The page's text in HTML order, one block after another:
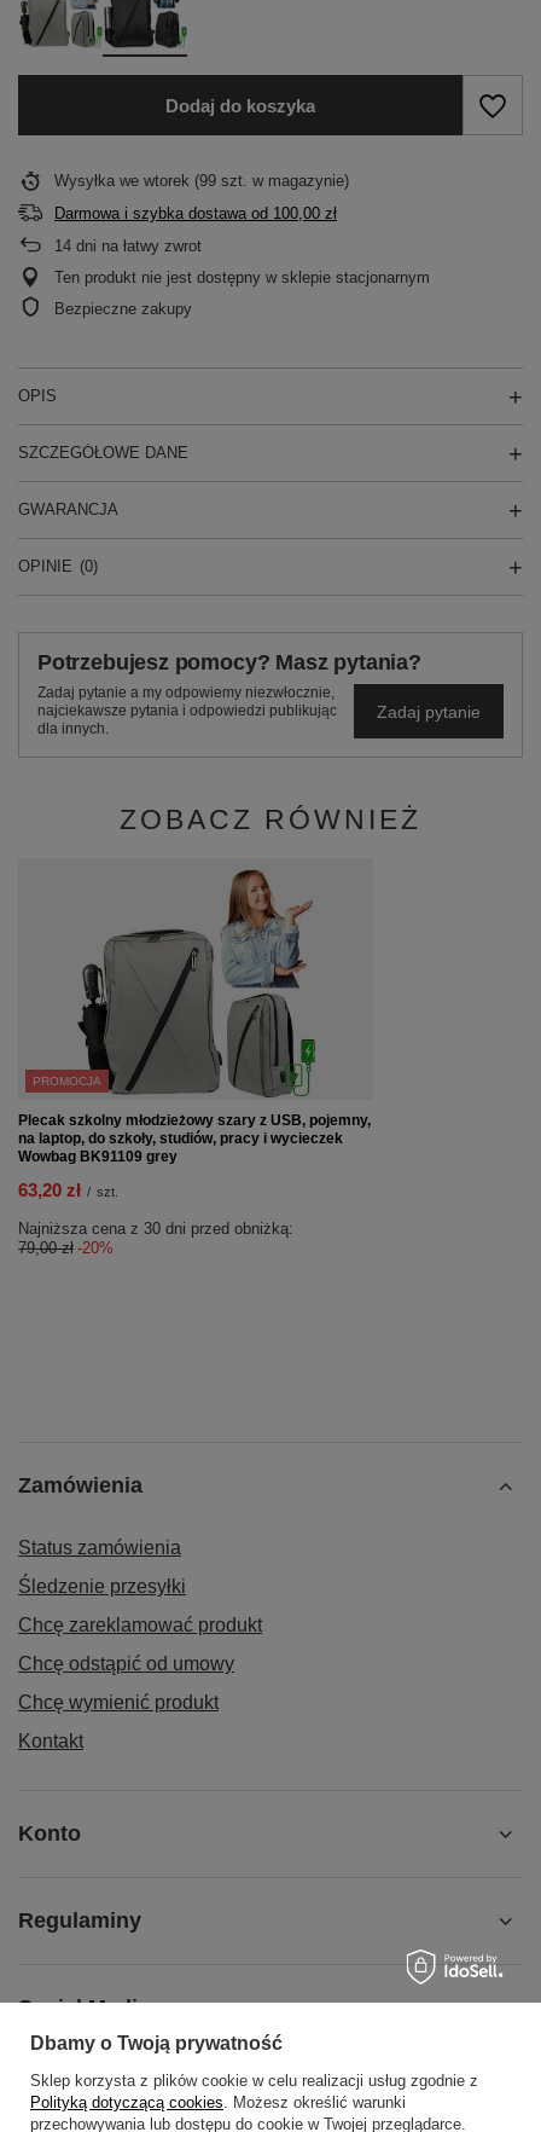
Dodaj do koszyka
Wysyłka we wtorek (99 szt. w magazynie)
Darmowa i szybka dostawa od 100,00 zł
14 dni na łatwy zwrot
Ten produkt nie jest dostępny w sklepie stacjonarnym
Bezpieczne zakupy
OPIS
SZCZEGÓŁOWE DANE
GWARANCJA
OPINIE (0)
Potrzebujesz pomocy? Masz pytania?
Zadaj pytanie a my odpowiemy niezwłocznie,
najciekawsze pytania i odpowiedzi publikując
dla innych.
Zadaj pytanie
ZOBACZ RÓWNIEŻ
PROMOCJA
Plecak szkolny młodzieżowy szary z USB, pojemny,
na laptop, do szkoły, studiów, pracy i wycieczek
Wowbag BK91109 grey
63,20 zł / szt.
Najniższa cena z 30 dni przed obniżką:
79,00 zł -20%
Zamówienia
Status zamówienia
Śledzenie przesyłki
Chcę zareklamować produkt
Chcę odstąpić od umowy
Chcę wymienić produkt
Kontakt
Konto
Regulaminy
Social Media
O NAS
Dbamy o Twoją prywatność
Sklep korzysta z plików cookie w celu realizacji usług zgodnie z
Polityką dotyczącą cookies. Możesz określić warunki
przechowywania lub dostępu do cookie w Twojej przeglądarce.